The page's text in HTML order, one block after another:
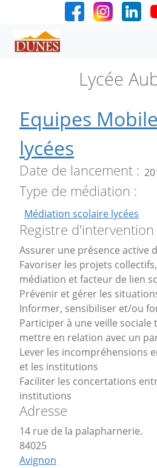
Aller au contenu principal
Lycée
Equipes
lycées
Date de lancement
Type de médiation
Médiation scolaire lycées
Registre d'intervention
Assurer une présence active
Favoriser les projets
médiation et facteur de lien
Prévenir et gérer les
Informer, sensibiliser et/ou
Participer à une veille
mettre en relation avec un
Lever les incompréhensions
et les institutions
Faciliter les concertations
institutions
Adresse
14 rue de la palapharnerie.
84025
Avignon